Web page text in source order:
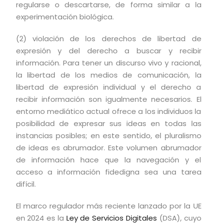
regularse o descartarse, de forma similar a la
experimentación biológica.
(2) violación de los derechos de libertad de
expresión y del derecho a buscar y recibir
información. Para tener un discurso vivo y racional,
la libertad de los medios de comunicación, la
libertad de expresión individual y el derecho a
recibir información son igualmente necesarios. El
entorno mediático actual ofrece a los individuos la
posibilidad de expresar sus ideas en todas las
instancias posibles; en este sentido, el pluralismo
de ideas es abrumador. Este volumen abrumador
de información hace que la navegación y el
acceso a información fidedigna sea una tarea
difícil.
El marco regulador más reciente lanzado por la UE
en 2024 es la Ley de Servicios Digitales (DSA), cuyo